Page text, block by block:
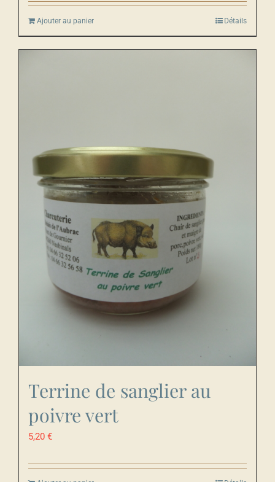
Ajouter au panier Détails
Terrine de sanglier au
poivre vert
5,20 €